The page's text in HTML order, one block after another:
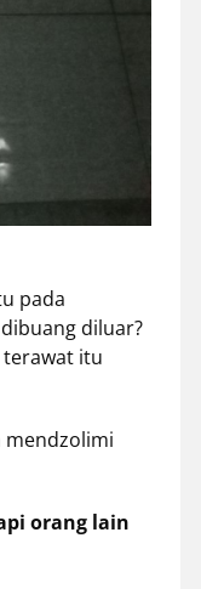
pada
diluar?
terawat itu
mendzolimi
orang lain